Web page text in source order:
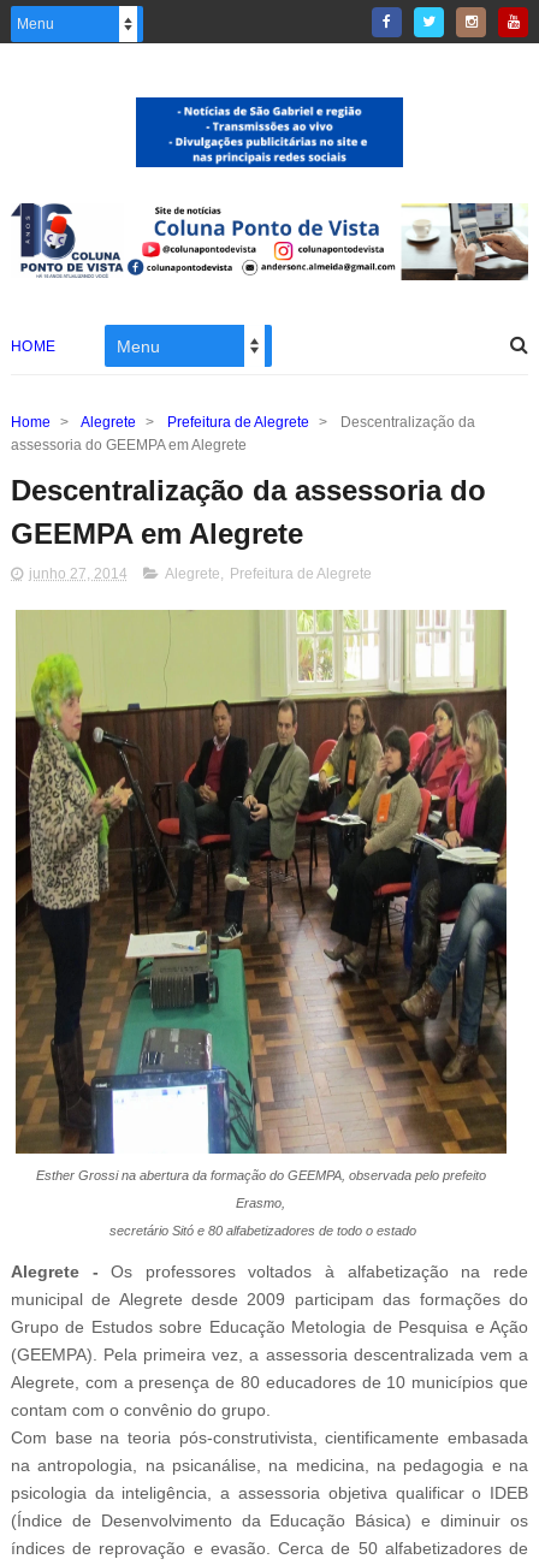
HOME
Home > Alegrete > Prefeitura de Alegrete >
Descentralização da
assessoria do GEEMPA em Alegrete
Descentralização da assessoria do
GEEMPA em Alegrete
junho 27, 2014 Alegrete, Prefeitura de Alegrete
Esther Grossi na abertura da formação do GEEMPA, observada pelo prefeito
Erasmo,
secretário Sitó e 80 alfabetizadores de todo o estado
Alegrete - Os professores voltados à alfabetização na rede
municipal de Alegrete desde 2009 participam das formações do
Grupo de Estudos sobre Educação Metologia de Pesquisa e Ação
(GEEMPA). Pela primeira vez, a assessoria descentralizada vem a
Alegrete, com a presença de 80 educadores de 10 municípios que
contam com o convênio do grupo.
Com base na teoria pós-construtivista, cientificamente embasada
na antropologia, na psicanálise, na medicina, na pedagogia e na
psicologia da inteligência, a assessoria objetiva qualificar o IDEB
(Índice de Desenvolvimento da Educação Básica) e diminuir os
índices de reprovação e evasão. Cerca de 50 alfabetizadores de